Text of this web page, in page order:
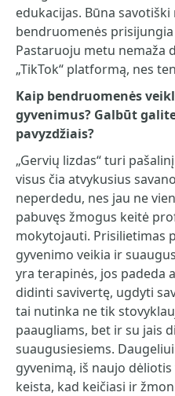
edukacijas. Būna
bendruomenės
Pastaruoju metu nemaža
„TikTok“ platformą, nes
Kaip bendruomenės
gyvenimus? Galbūt
pavyzdžiais?
„Gervių lizdas“ turi
visus čia atvykusius
neperdedu, nes jau ne
pabuvęs žmogus keitė
mokytojauti. Prisilietimas
gyvenimo veikia ir
yra terapinės, jos padeda
didinti savivertę, ugdyti
tai nutinka ne tik
paaugliams, bet ir su jais
suaugusiesiems.
gyvenimą, iš naujo
keista, kad keičiasi ir